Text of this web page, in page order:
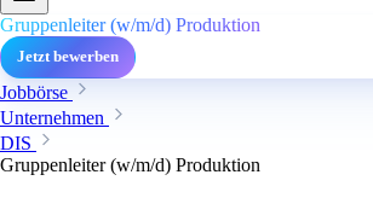
Gruppenleiter (w/m/d) Produktion
Jetzt bewerben
Jobbörse
Unternehmen
DIS
Gruppenleiter (w/m/d) Produktion